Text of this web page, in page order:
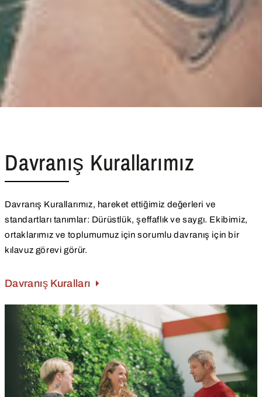
Davranış Kurallarımız
Davranış Kurallarımız, hareket ettiğimiz değerleri ve
standartları tanımlar: Dürüstlük, şeffaflık ve saygı. Ekibimiz,
ortaklarımız ve toplumumuz için sorumlu davranış için bir
kılavuz görevi görür.
Davranış Kuralları